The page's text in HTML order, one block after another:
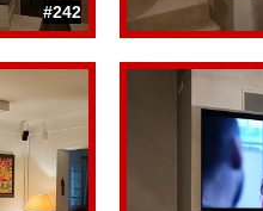
#242